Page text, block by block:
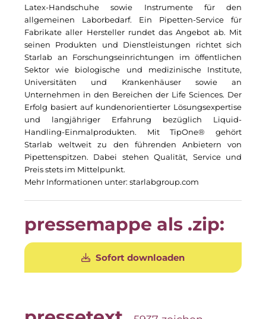
The Scandinavian Ensemble
The Stack
The Verse
Timber Factory
UBM Development
UNITED Benefits Holding
Vonovia
Wealthcap
123C DIGITAL CONSULTING GMBH
Latex-Handschuhe sowie Instrumente für den
allgemeinen Laborbedarf. Ein Pipetten-Service für
Fabrikate aller Hersteller rundet das Angebot ab. Mit
seinen Produkten und Dienstleistungen richtet sich
Starlab an Forschungseinrichtungen im öffentlichen
Sektor wie biologische und medizinische Institute,
Universitäten und Krankenhäuser sowie an
Unternehmen in den Bereichen der Life Sciences. Der
Erfolg basiert auf kundenorientierter Lösungsexpertise
und langjähriger Erfahrung bezüglich Liquid-
Handling-Einmalprodukten. MitTipOne® gehört
Starlab weltweit zu den führenden Anbietern von
Pipettenspitzen. Dabei stehen Qualität, Service und
Preis stets im Mittelpunkt.
Mehr Informationen unter: starlabgroup.com
pressemappe als .zip:
Sofort downloaden